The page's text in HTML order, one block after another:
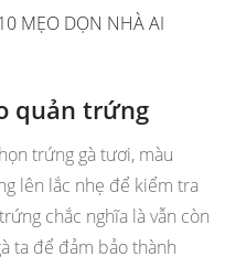
MẸO DỌN NHÀ AI
quản trứng
trứng gà tươi, màu
lên lắc nhẹ để kiểm tra
chắc nghĩa là vẫn còn
ta để đảm bảo thành